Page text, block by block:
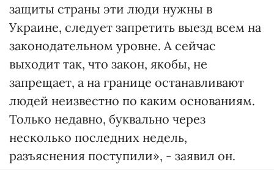
защиты страны эти люди нужны в
Украине, следует запретить выезд всем на
законодательном уровне. А сейчас
выходит так, что закон, якобы, не
запрещает, а на границе останавливают
людей неизвестно по каким основаниям.
Только недавно, буквально через
несколько последних недель,
разъяснения поступили», - заявил он.